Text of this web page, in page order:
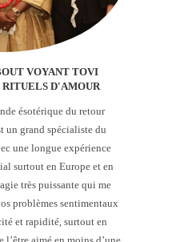
VOYANT TOVI
D'AMOUR
ésotérique du retour
un grand spécialiste du
une longue expérience
surtout en Europe et en
très puissante qui me
problèmes sentimentaux
et rapidité, surtout en